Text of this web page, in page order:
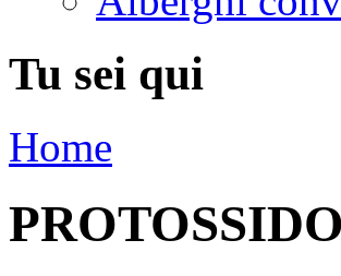
Tu sei qui
Home